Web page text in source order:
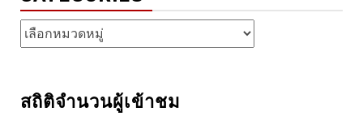
Categories
สถิติจำนวนผู้เข้าชม